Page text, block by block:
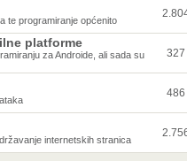
te programiranje općenito
platforme
za Androide, ali sada su
327
486
internetskih stranica